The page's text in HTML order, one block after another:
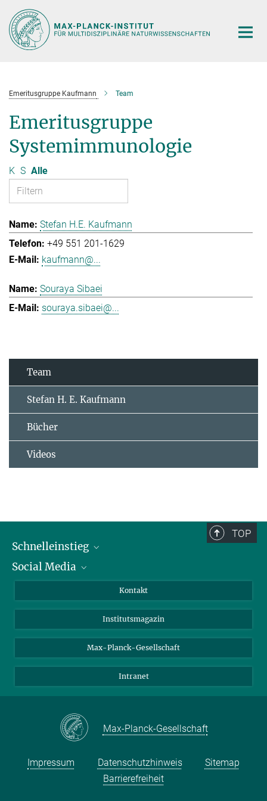
Hauptinhalt
Emeritusgruppe Kaufmann Team
Emeritusgruppe
Systemimmunologie
K S Alle
Stefan H.E. Kaufmann
+49 551 201-1629
kaufmann@...
Souraya Sibaei
souraya.sibaei@...
Team
Stefan H. E. Kaufmann
Bücher
Videos
TOP
Schnelleinstieg
Alumni
Fördernde
Schulen
Studierende
Social Media
Bluesky
Facebook
YouTube
Kontakt
Institutsmagazin
Max-Planck-Gesellschaft
Intranet
Max-Planck-Gesellschaft
Impressum Datenschutzhinweis
Sitemap
Barrierefreiheit